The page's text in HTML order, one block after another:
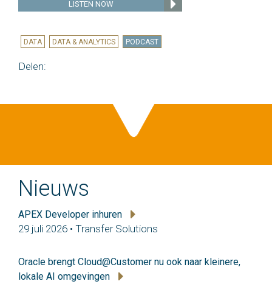
LISTEN NOW
DATA DATA & ANALYTICS PODCAST
Delen:
Nieuws
APEX Developer inhuren
29 juli 2026 • Transfer Solutions
Oracle brengt Cloud@Customer nu ook naar kleinere,
lokale AI omgevingen